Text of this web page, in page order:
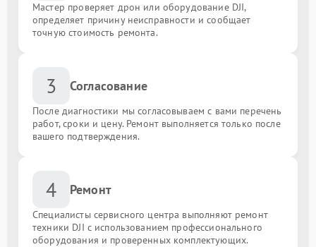
Мастер проверяет дрон или оборудование DJI,
определяет причину неисправности и сообщает
точную стоимость ремонта.
3 Согласование
После диагностики мы согласовываем с вами перечень
работ, сроки и цену. Ремонт выполняется только после
вашего подтверждения.
4 Ремонт
Специалисты сервисного центра выполняют ремонт
техники DJI с использованием профессионального
оборудования и проверенных комплектующих.